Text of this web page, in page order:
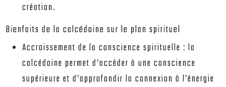
création.
Bienfaits de la calcédoine sur le plan spirituel
Accroissement de la conscience spirituelle : la
calcédoine permet d’accéder à une conscience
supérieure et d’approfondir la connexion à l’énergie